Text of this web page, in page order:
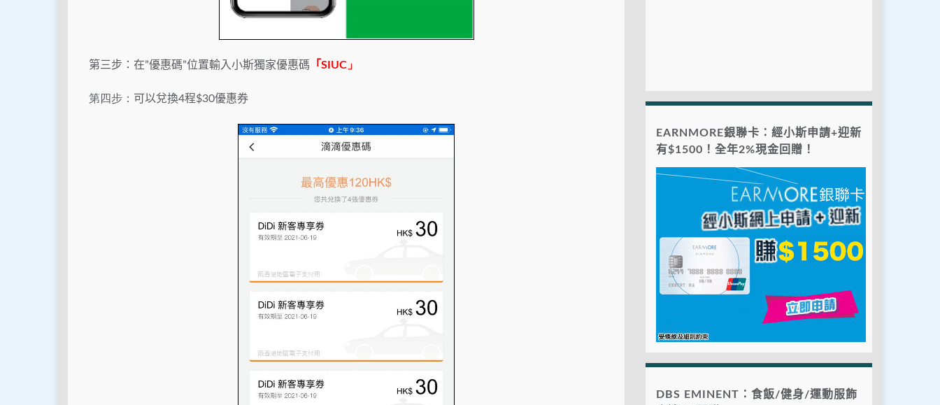
第三步：在”優惠碼”位置輸入小斯獨家優惠碼 「SIUC」
第四步： 可以兌換4程$30優惠券
EARNMORE銀聯卡：經小斯申請+迎新
有$1500！全年2%現金回贈！
DBS EMINENT：食飯/健身/運動服飾